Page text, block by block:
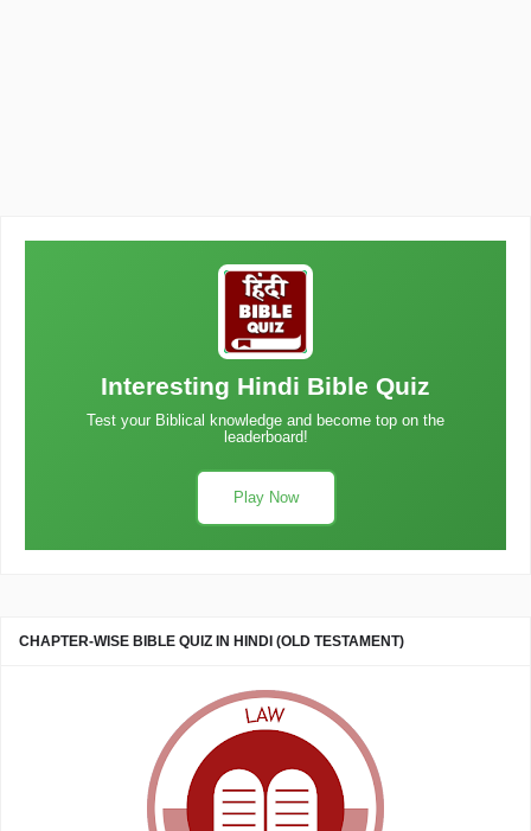
Interesting Hindi Bible Quiz
Test your Biblical knowledge and become top on the
leaderboard!
Play Now
CHAPTER-WISE BIBLE QUIZ IN HINDI (OLD TESTAMENT)